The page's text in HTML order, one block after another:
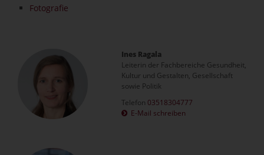
Fotografie
Ines Ragala
Leiterin der Fachbereiche Gesundheit,
Kultur und Gestalten, Gesellschaft
sowie Politik
Telefon 03518304777
E-Mail schreiben